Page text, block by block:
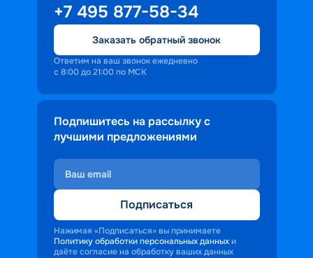
+7 495 877-58-34
Заказать обратный звонок
Ответим на ваш звонок ежедневно
с 8:00 до 21:00 по МСК
Подпишитесь на рассылку с
лучшими предложениями
Подписаться
Нажимая «Подписаться» вы принимаете
Политику обработки персональных данных и
даёте согласие на обработку ваших данных